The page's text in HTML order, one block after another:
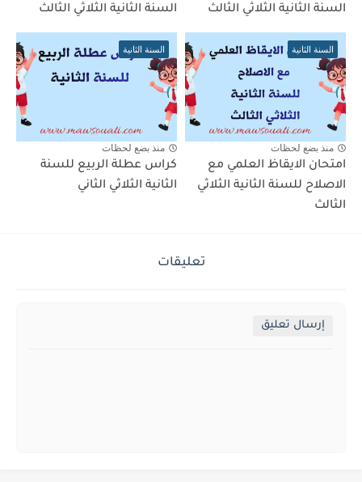
السنة الثانية الثلاثي الثالث
السنة الثانية الثلاثي الثالث
السنة الثانية
منذ بضع لحظات
امتحان الايقاظ العلمي مع
الاصلاح للسنة الثانية الثلاثي
الثالث
السنة الثانية
منذ بضع لحظات
كراس عطلة الربيع للسنة
الثانية الثلاثي الثاني
تعليقات
إرسال تعليق